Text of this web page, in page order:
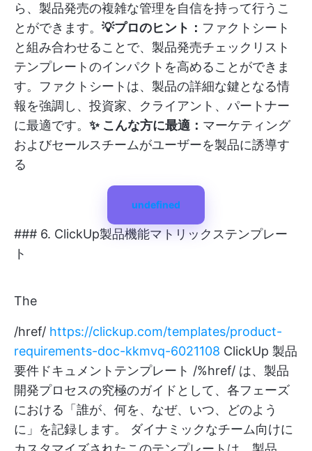
ら、製品発売の複雑な管理を自信を持って行うこ
とができます。 💡プロのヒント： ファクトシート
と組み合わせることで、製品発売チェックリスト
テンプレートのインパクトを高めることができま
す。ファクトシートは、製品の詳細な鍵となる情
報を強調し、投資家、クライアント、パートナー
に最適です。 ✨ こんな方に最適： マーケティング
およびセールスチームがユーザーを製品に誘導す
る
undefined
### 6. ClickUp製品機能マトリックステンプレー
ト
The
/href/ https://clickup.com/templates/product-
requirements-doc-kkmvq-6021108 ClickUp 製品
要件ドキュメントテンプレート /%href/ は、製品
開発プロセスの究極のガイドとして、各フェーズ
における「誰が、何を、なぜ、いつ、どのよう
に」を記録します。 ダイナミックなチーム向けに